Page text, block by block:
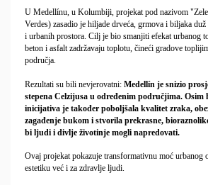
U Medellínu, u Kolumbiji, projekat pod nazivom
Verdes) zasadio je hiljade drveća, grmova i biljaka
i urbanih prostora. Cilj je bio smanjiti efekat urbanog
beton i asfalt zadržavaju toplotu, čineći gradove
područja.
Rezultati su bili nevjerovatni: Medellín je snizio
stepena Celzijusa u određenim područjima. Osim
inicijativa je također poboljšala kvalitet zraka,
zagađenje bukom i stvorila prekrasne,
bi ljudi i divlje životinje mogli napredovati.
Ovaj projekat pokazuje transformativnu moć urbanog
estetiku već i za zdravlje ljudi.